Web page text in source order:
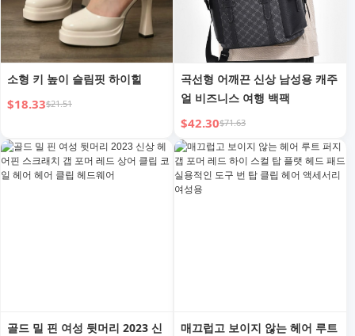
소형 키 높이 슬림핏 하이힐
$18.33$21.51
곡선형 어깨끈 신상 남성용 캐주
얼 비즈니스 여행 백팩
$42.30$71.63
골드 밀 핀 여성 뒷머리 2023 신
매끄럽고 보이지 않는 헤어 루트